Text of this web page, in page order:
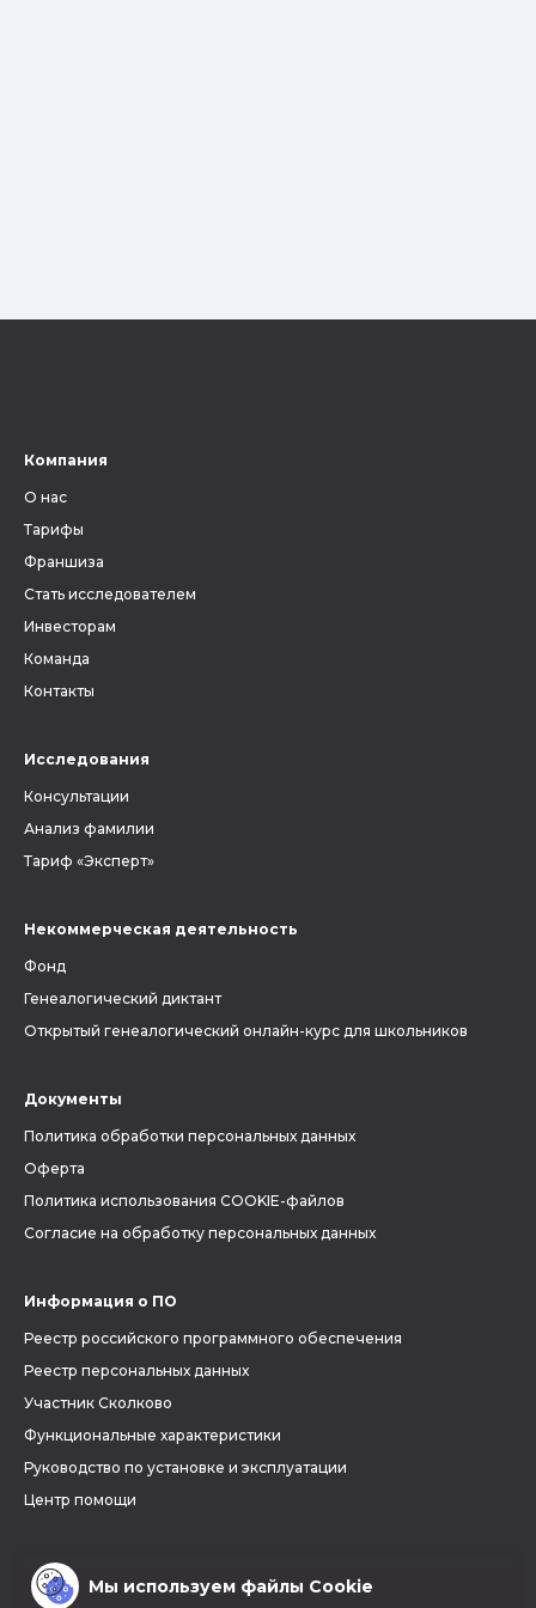
Компания
О нас
Тарифы
Франшиза
Стать исследователем
Инвесторам
Команда
Контакты
Исследования
Консультации
Анализ фамилии
Тариф «Эксперт»
Некоммерческая деятельность
Фонд
Генеалогический диктант
Открытый генеалогический онлайн-курс для школьников
Документы
Политика обработки персональных данных
Оферта
Политика использования COOKIE-файлов
Согласие на обработку персональных данных
Информация о ПО
Реестр российского программного обеспечения
Реестр персональных данных
Участник Сколково
Функциональные характеристики
Руководство по установке и эксплуатации
Центр помощи
Мы используем файлы Cookie